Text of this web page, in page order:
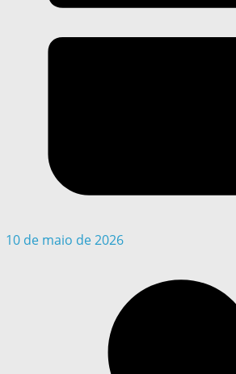
10 de maio de 2026